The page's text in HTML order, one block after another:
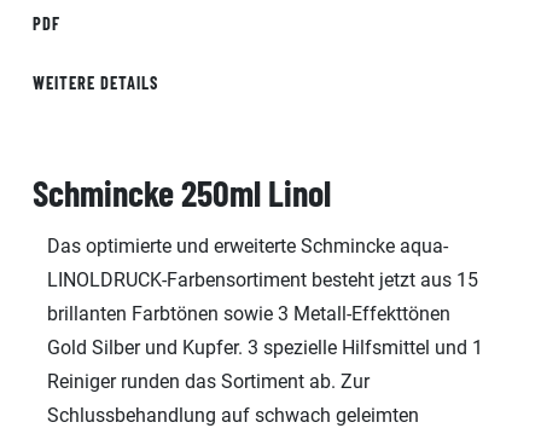
PDF
WEITERE DETAILS
Schmincke 250ml Linol
Das optimierte und erweiterte Schmincke aqua-
LINOLDRUCK-Farbensortiment besteht jetzt aus 15
brillanten Farbtönen sowie 3 Metall-Effekttönen
Gold Silber und Kupfer. 3 spezielle Hilfsmittel und 1
Reiniger runden das Sortiment ab. Zur
Schlussbehandlung auf schwach geleimten